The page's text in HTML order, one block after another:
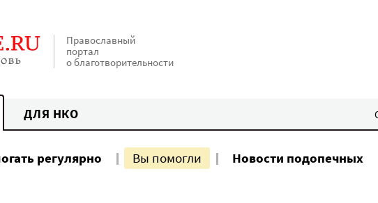
Православный
портал
о благотворительности
ДЛЯ НКО
регулярно Вы помогли Новости подопечных